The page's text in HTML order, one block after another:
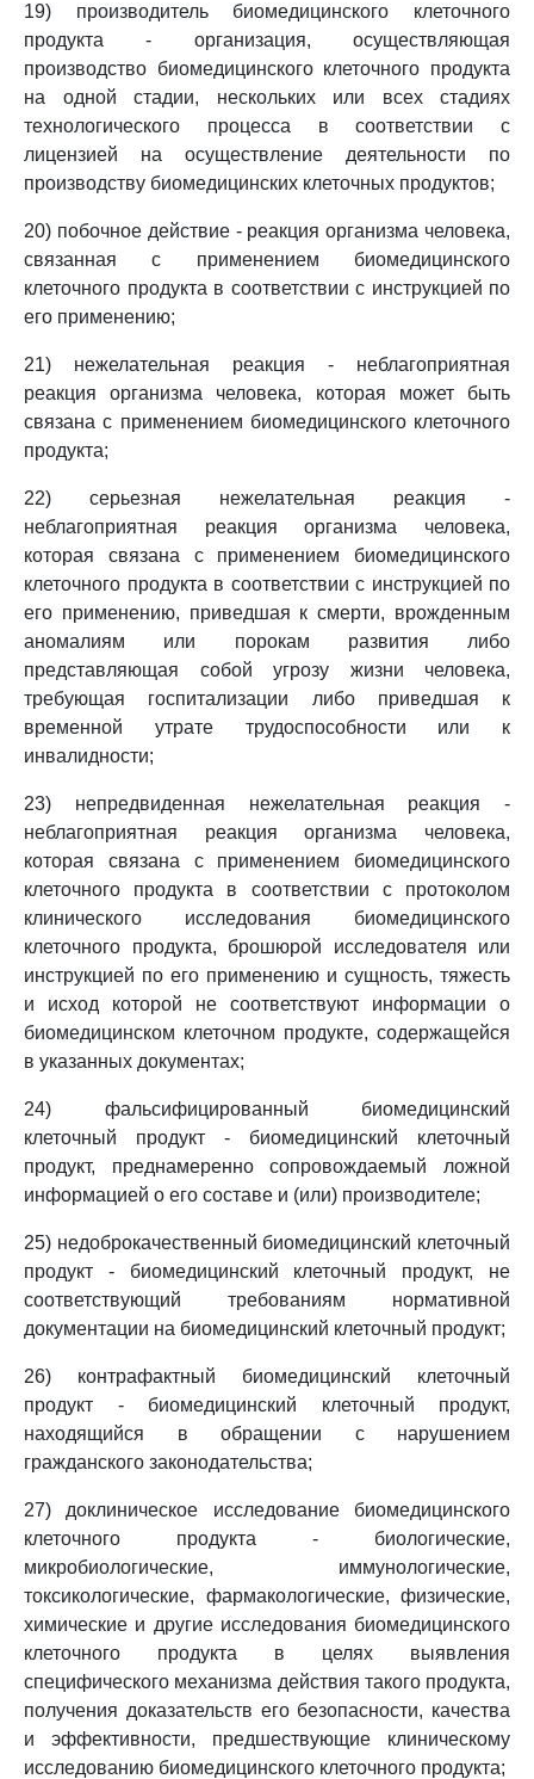
19) производитель биомедицинского клеточного
продукта - организация, осуществляющая
производство биомедицинского клеточного продукта
на одной стадии, нескольких или всех стадиях
технологического процесса в соответствии с
лицензией на осуществление деятельности по
производству биомедицинских клеточных продуктов;
20) побочное действие - реакция организма человека,
связанная с применением биомедицинского
клеточного продукта в соответствии с инструкцией по
его применению;
21) нежелательная реакция - неблагоприятная
реакция организма человека, которая может быть
связана с применением биомедицинского клеточного
продукта;
22) серьезная нежелательная реакция -
неблагоприятная реакция организма человека,
которая связана с применением биомедицинского
клеточного продукта в соответствии с инструкцией по
его применению, приведшая к смерти, врожденным
аномалиям или порокам развития либо
представляющая собой угрозу жизни человека,
требующая госпитализации либо приведшая к
временной утрате трудоспособности или к
инвалидности;
23) непредвиденная нежелательная реакция -
неблагоприятная реакция организма человека,
которая связана с применением биомедицинского
клеточного продукта в соответствии с протоколом
клинического исследования биомедицинского
клеточного продукта, брошюрой исследователя или
инструкцией по его применению и сущность, тяжесть
и исход которой не соответствуют информации о
биомедицинском клеточном продукте, содержащейся
в указанных документах;
24) фальсифицированный биомедицинский
клеточный продукт - биомедицинский клеточный
продукт, преднамеренно сопровождаемый ложной
информацией о его составе и (или) производителе;
25) недоброкачественный биомедицинский клеточный
продукт - биомедицинский клеточный продукт, не
соответствующий требованиям нормативной
документации на биомедицинский клеточный продукт;
26) контрафактный биомедицинский клеточный
продукт - биомедицинский клеточный продукт,
находящийся в обращении с нарушением
гражданского законодательства;
27) доклиническое исследование биомедицинского
клеточного продукта - биологические,
микробиологические, иммунологические,
токсикологические, фармакологические, физические,
химические и другие исследования биомедицинского
клеточного продукта в целях выявления
специфического механизма действия такого продукта,
получения доказательств его безопасности, качества
и эффективности, предшествующие клиническому
исследованию биомедицинского клеточного продукта;